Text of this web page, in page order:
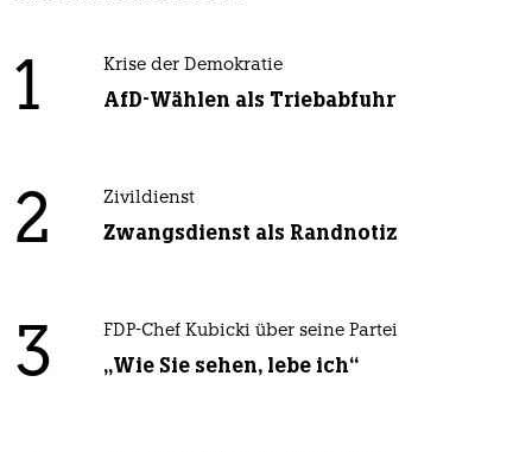
1 Krise der Demokratie
AfD-Wählen als Triebabfuhr
2 Zivildienst
Zwangsdienst als Randnotiz
3 FDP-Chef Kubicki über seine Partei
„Wie Sie sehen, lebe ich“